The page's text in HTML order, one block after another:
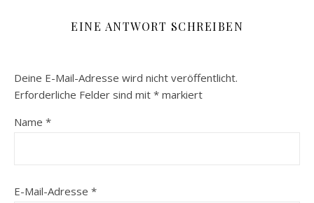
EINE ANTWORT SCHREIBEN
Deine E-Mail-Adresse wird nicht veröffentlicht.
Erforderliche Felder sind mit * markiert
Name *
E-Mail-Adresse *